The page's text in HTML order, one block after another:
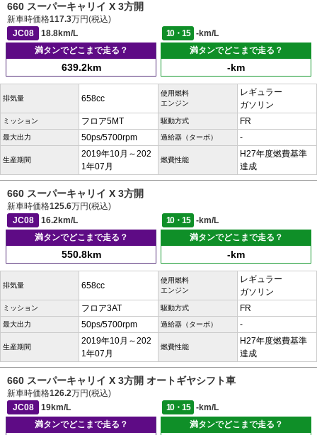
660 スーパーキャリイ X 3方開
新車時価格117.3万円(税込)
JC08
18.8km/L 10・15
-km/L
満タンでどこまで走る？
639.2km
満タンでどこまで走る？
-km
排気量 658cc
使用燃料
エンジン
レギュラー
ガソリン
ミッション フロア5MT 駆動方式 FR
最大出力 50ps/5700rpm 過給器（ターボ） -
生産期間
2019年10月～202
1年07月
燃費性能
H27年度燃費基準
達成
660 スーパーキャリイ X 3方開
新車時価格125.6万円(税込)
JC08
16.2km/L 10・15
-km/L
満タンでどこまで走る？
550.8km
満タンでどこまで走る？
-km
排気量 658cc
使用燃料
エンジン
レギュラー
ガソリン
ミッション フロア3AT 駆動方式 FR
最大出力 50ps/5700rpm 過給器（ターボ） -
生産期間
2019年10月～202
1年07月
燃費性能
H27年度燃費基準
達成
660 スーパーキャリイ X 3方開 オートギヤシフト車
新車時価格126.2万円(税込)
JC08
19km/L 10・15
-km/L
満タンでどこまで走る？
満タンでどこまで走る？